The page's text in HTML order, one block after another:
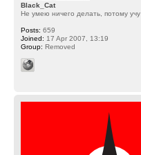
Black_Cat
Не умею ничего делать, потому учу
Posts: 659
Joined: 17 Apr 2007, 13:19
Group: Removed